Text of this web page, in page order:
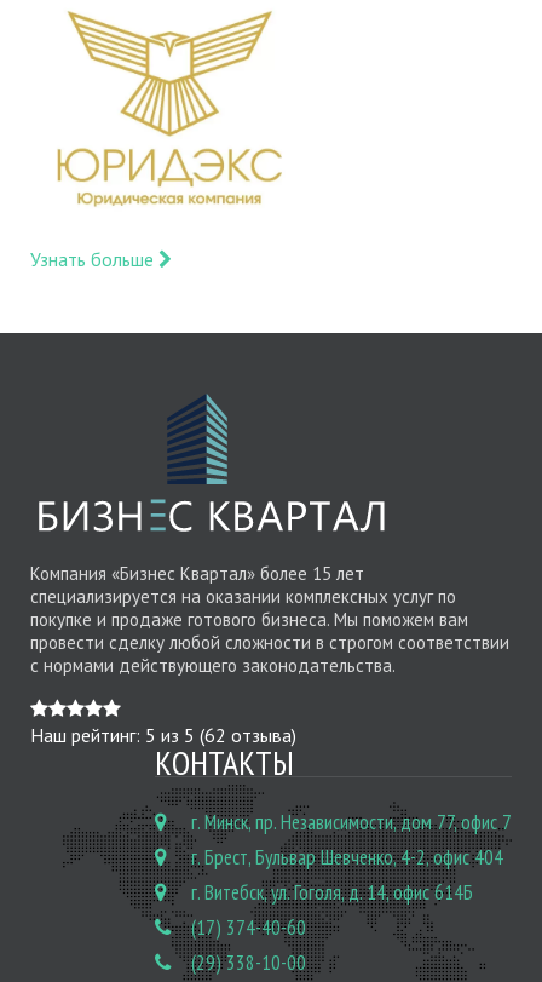
Узнать больше
Компания «Бизнес Квартал» более 15 лет
специализируется на оказании комплексных услуг по
покупке и продаже готового бизнеса. Мы поможем вам
провести сделку любой сложности в строгом соответствии
с нормами действующего законодательства.
Наш рейтинг: 5 из 5 (62 отзыва)
КОНТАКТЫ
г. Минск, пр. Независимости, дом 77, офис 7
г. Брест, Бульвар Шевченко, 4-2, офис 404
г. Витебск, ул. Гоголя, д. 14, офис 614Б
(17) 374-40-60
(29) 338-10-00